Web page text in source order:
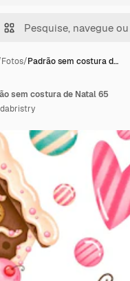
Fotos/Padrão sem costura d…
sem costura de Natal 65